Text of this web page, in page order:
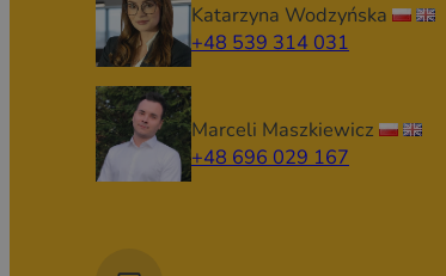
Katarzyna Wodzyńska
+48 539 314 031
Marceli Maszkiewicz
+48 696 029 167